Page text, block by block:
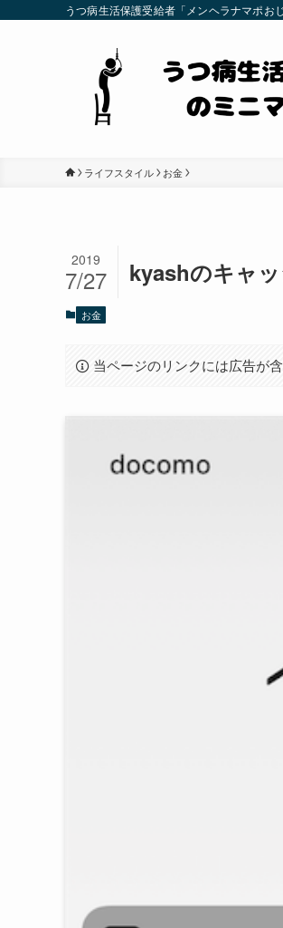
うつ病生活保護受給者「メンヘラナマポお
ライフスタイル お金
kyashのキャッ
2019
7/27
お金
当ページのリンクには広告が含